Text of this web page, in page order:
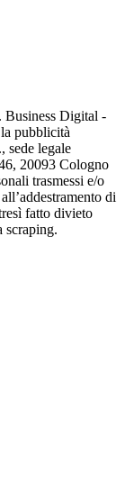
Digital -
pubblicità
sede legale
20093 Cologno
trasmessi e/o
di
fatto divieto
scraping.